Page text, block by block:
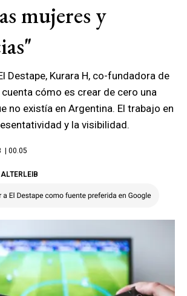
mujeres y
Destape, Kurara H, co-fundadora de
cómo es crear de cero una
no existía en Argentina. El trabajo en
y la visibilidad.
| 00.05